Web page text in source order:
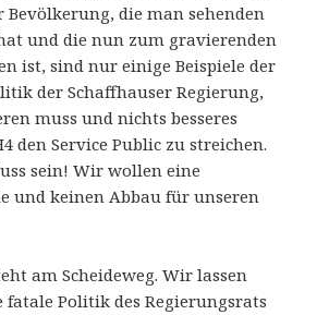
die man sehenden
und die nun zum gravierenden
ist, sind nur einige Beispiele der
der Schaffhauser Regierung,
muss und nichts besseres
den Service Public zu streichen.
sein! Wir wollen eine
und keinen Abbau für unseren
am Scheideweg. Wir lassen
fatale Politik des Regierungsrats